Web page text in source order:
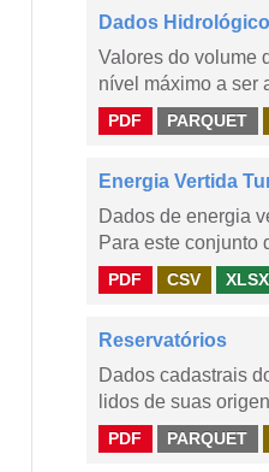
Dados
Valores do volume
nível máximo a ser
PDF PARQUET
Energia Vertida
Dados de energia
Para este conjunto
PDF CSV XLSX
Reservatórios
Dados cadastrais
lidos de suas
PDF PARQUET